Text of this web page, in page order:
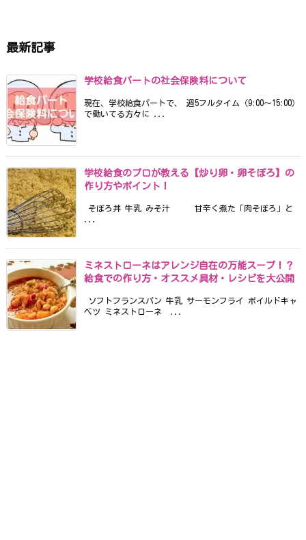
最新記事
学校給食パートの社会保険料について
現在、学校給食パートで、 週5フルタイム（9:00〜15:00）
で働いてる方々に ...
学校給食のプロが教える【炒り卵・卵そぼろ】の
作り方やポイント！
そぼろ丼 牛乳 みそ汁 甘辛く煮た「肉そぼろ」と
ミネストローネはアレンジ自在の万能スープ！？
給食での作り方・オススメ具材・レシピを大公開
ソフトフランスパン 牛乳 サーモンフライ ボイルドキャ
ベツ ミネストローネ ...